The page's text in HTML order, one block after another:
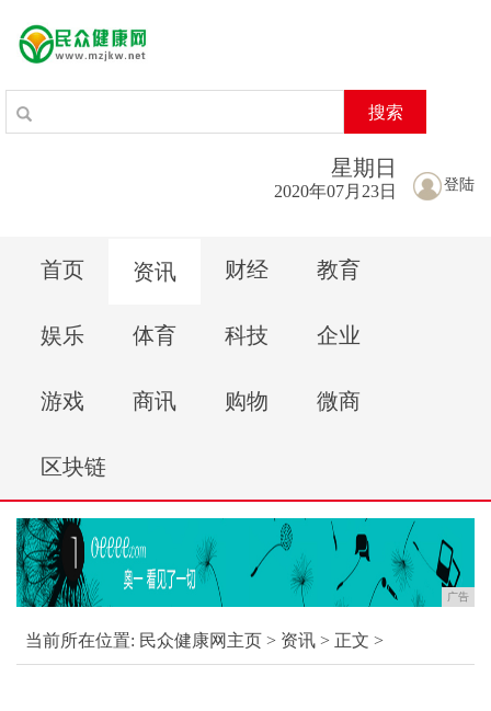
搜索
登陆
星期 日
2020年07月23日
首页 资讯 财经 教育
娱乐 体育 科技 企业
游戏 商讯 购物 微商
区块链
广告
当前所在位置: 民众健康网主页 > 资讯 > 正文 >